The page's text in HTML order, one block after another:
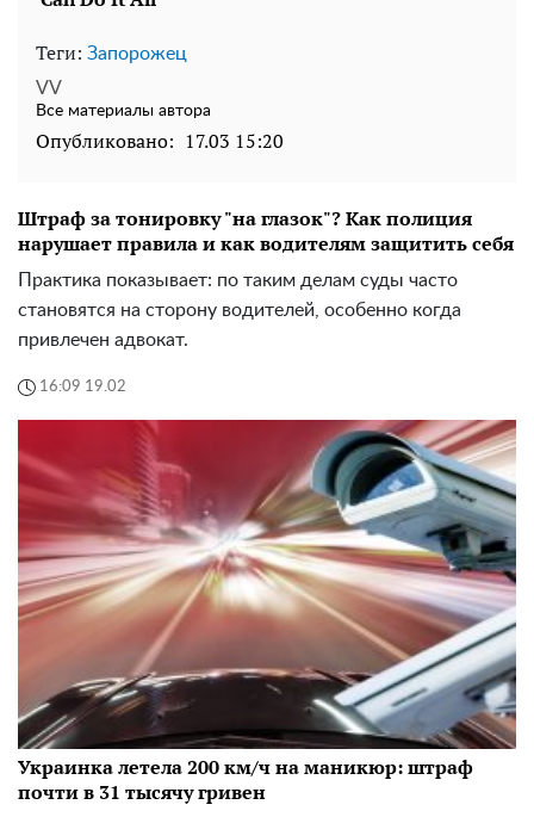
Теги: Запорожец
VV
Все материалы автора
Опубликовано: 17.03 15:20
Штраф за тонировку "на глазок"? Как полиция
нарушает правила и как водителям защитить себя
Практика показывает: по таким делам суды часто
становятся на сторону водителей, особенно когда
привлечен адвокат.
16:09 19.02
Украинка летела 200 км/ч на маникюр: штраф
почти в 31 тысячу гривен